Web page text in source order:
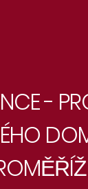
-